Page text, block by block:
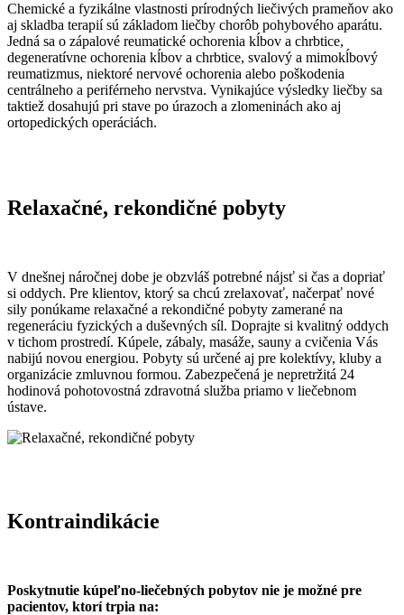
Chemické a fyzikálne vlastnosti prírodných liečivých prameňov ako
aj skladba terapií sú základom liečby chorôb pohybového aparátu.
Jedná sa o zápalové reumatické ochorenia kĺbov a chrbtice,
degeneratívne ochorenia kĺbov a chrbtice, svalový a mimokĺbový
reumatizmus, niektoré nervové ochorenia alebo poškodenia
centrálneho a periférneho nervstva. Vynikajúce výsledky liečby sa
taktiež dosahujú pri stave po úrazoch a zlomeninách ako aj
ortopedických operáciách.
Relaxačné, rekondičné pobyty
V dnešnej náročnej dobe je obzvláš potrebné nájsť si čas a dopriať
si oddych. Pre klientov, ktorý sa chcú zrelaxovať, načerpať nové
sily ponúkame relaxačné a rekondičné pobyty zamerané na
regeneráciu fyzických a duševných síl. Doprajte si kvalitný oddych
v tichom prostredí. Kúpele, zábaly, masáže, sauny a cvičenia Vás
nabijú novou energiou. Pobyty sú určené aj pre kolektívy, kluby a
organizácie zmluvnou formou. Zabezpečená je nepretržitá 24
hodinová pohotovostná zdravotná služba priamo v liečebnom
ústave.
Kontraindikácie
Poskytnutie kúpeľno-liečebných pobytov nie je možné pre
pacientov, ktorí trpia na: